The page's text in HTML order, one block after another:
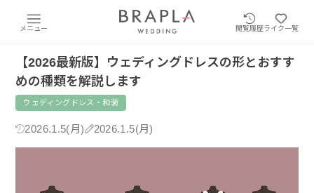
メニュー 閲覧履歴ライク一覧
【2026最新版】ウェディングドレスの形とおすす
めの種類を解説します
ウェディングドレス・和装
2026.1.5(月) 2026.1.5(月)